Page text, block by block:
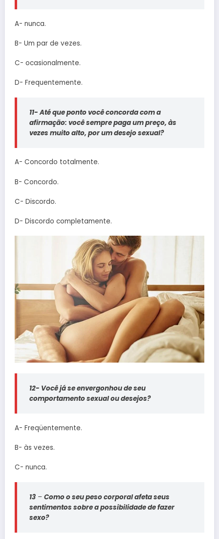
A- nunca.
B- Um par de vezes.
C- ocasionalmente.
D- Frequentemente.
11- Até que ponto você concorda com a
afirmação: você sempre paga um preço, às
vezes muito alto, por um desejo sexual?
A- Concordo totalmente.
B- Concordo.
C- Discordo.
D- Discordo completamente.
12- Você já se envergonhou de seu
comportamento sexual ou desejos?
A- Freqüentemente.
B- às vezes.
C- nunca.
13 – Como o seu peso corporal afeta seus
sentimentos sobre a possibilidade de fazer
sexo?